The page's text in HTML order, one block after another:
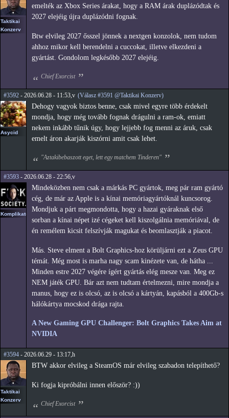
Taktikai
Konzerv
emelték az Xbox Series árakat, hogy a RAM árak duplázódtak és
2027 elejéig újra duplázódni fognak.
Btw elvileg 2027 ősszel jönnek a nextgen konzolok, nem tudom
ahhoz mikor kell berendelni a cuccokat, illetve elkezdeni a
gyártást. Gondolom legkésőbb 2027 elejéig.
Chief Exorcist
#3592 - 2026.06.28 - 11:53,v (Válasz #3591 @Taktikai Konzerv)
Asycid
Dehogy vagyok biztos benne, csak mivel egyre több érdekelt
mondja, hogy még tovább fognak drágulni a ram-ok, emiatt
nekem inkább tűnik úgy, hogy lejjebb fog menni az áruk, csak
emelt áron akarják kiszórni amit csak lehet.
"Aztakibebaszott eget, lett egy matchem Tinderen"
#3593 - 2026.06.28 - 22:56,v
Komplikato
Mindeközben nem csak a márkás PC gyártok, meg pár ram gyártó
cég, de már az Apple is a kínai memóriagyártóknál kuncsorog.
Mondjuk a párt megmondotta, hogy a hazai gyáraknak első
sorban a kínai népet izé cégeket kell kiszolgálnia memóriával, de
én remélem kicsit felszívják magukat és beomlasztják a piacot.
Más. Steve elment a Bolt Graphics-hoz körüljárni ezt a Zeus GPU
témát. Még most is marha nagy scam kinézete van, de hátha ...
Minden estre 2027 végére ígért gyártás elég mesze van. Meg ez
NEM játék GPU. Bár azt nem tudtam értelmezni, mire mondja a
manus, hogy ez is olcsó, az is olcsó a kártyán, kapásból a 400Gb-s
hálókártya mocskod drága rajta.
A New Gaming GPU Challenger: Bolt Graphics Takes Aim at
NVIDIA
#3594 - 2026.06.29 - 13:17,h
Taktikai
Konzerv
BTW akkor elvileg a SteamOS már elvileg szabadon telepíthető?
Ki fogja kipróbálni innen először? :))
Chief Exorcist